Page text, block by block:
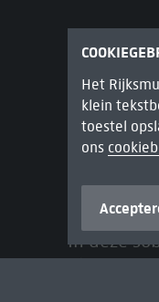
Het
klein
toestel
ons
Interieur
In deze
Pieter